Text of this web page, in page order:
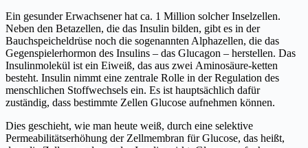
Ein gesunder Erwachsener hat ca. 1 Million solcher Inselzellen.
Neben den Betazellen, die das Insulin bilden, gibt es in der
Bauchspeicheldrüse noch die sogenannten Alphazellen, die das
Gegenspielerhormon des Insulins – das Glucagon – herstellen. Das
Insulinmolekül ist ein Eiweiß, das aus zwei Aminosäure-ketten
besteht. Insulin nimmt eine zentrale Rolle in der Regulation des
menschlichen Stoffwechsels ein. Es ist hauptsächlich dafür
zuständig, dass bestimmte Zellen Glucose aufnehmen können.
Dies geschieht, wie man heute weiß, durch eine selektive
Permeabilitätserhöhung der Zellmembran für Glucose, das heißt,